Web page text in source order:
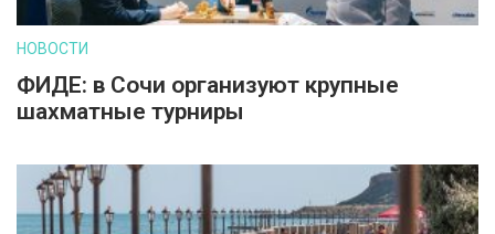
НОВОСТИ
ФИДЕ: в Сочи организуют крупные
шахматные турниры